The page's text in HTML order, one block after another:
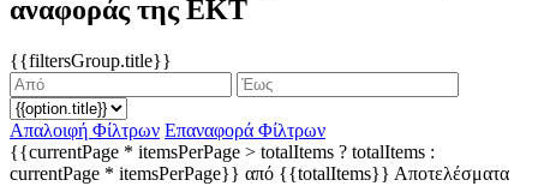
αναφοράς της ΕΚΤ
{{filtersGroup.title}}
Απαλοιφή Φίλτρων Επαναφορά Φίλτρων
{{currentPage * itemsPerPage > totalItems ? totalItems :
currentPage * itemsPerPage}} από {{totalItems}} Αποτελέσματα